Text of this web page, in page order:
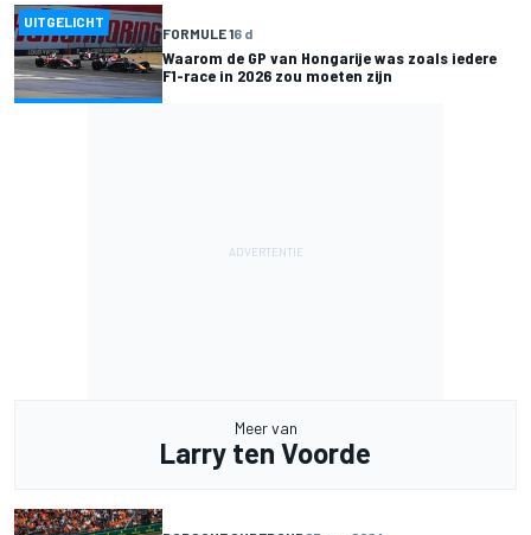
UITGELICHT
FORMULE 16 d
Waarom de GP van Hongarije was zoals iedere
F1-race in 2026 zou moeten zijn
Meer van
Larry ten Voorde